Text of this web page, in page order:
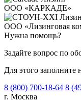
ООО «КАРКАДЕ»
ООО «Лизинговая
Нужна помощь?
Задайте вопрос по
Для этого
8 (800) 700-18-64 8
г. Москва